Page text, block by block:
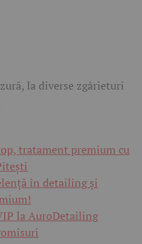
la diverse zgârieturi
tratament premium cu
în detailing și
la AuroDetailing